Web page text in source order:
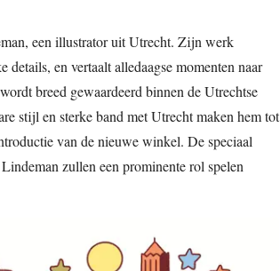
een illustrator uit Utrecht. Zijn werk
en vertaalt alledaagse momenten naar
breed gewaardeerd binnen de Utrechtse
stijl en sterke band met Utrecht maken hem tot
van de nieuwe winkel. De speciaal
zullen een prominente rol spelen